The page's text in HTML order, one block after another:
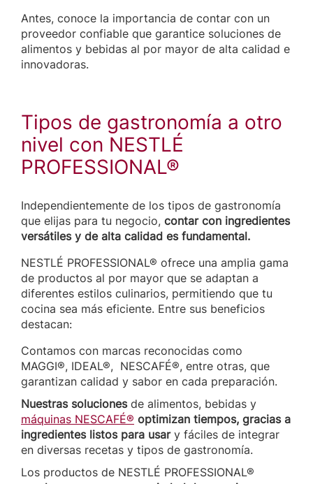
Antes, conoce la importancia de contar con un
proveedor confiable que garantice soluciones de
alimentos y bebidas al por mayor de alta calidad e
innovadoras.
Tipos de gastronomía a otro
nivel con NESTLÉ
PROFESSIONAL®
Independientemente de los tipos de gastronomía
que elijas para tu negocio, contar con ingredientes
versátiles y de alta calidad es fundamental.
NESTLÉ PROFESSIONAL® ofrece una amplia gama
de productos al por mayor que se adaptan a
diferentes estilos culinarios, permitiendo que tu
cocina sea más eficiente. Entre sus beneficios
destacan:
Contamos con marcas reconocidas como
MAGGI®, IDEAL®, NESCAFÉ®, entre otras, que
garantizan calidad y sabor en cada preparación.
Nuestras solucionesde alimentos, bebidas y
máquinas NESCAFÉ® optimizan tiempos, gracias a
ingredientes listos para usary fáciles de integrar
en diversas recetas y tipos de gastronomía.
Los productos de NESTLÉ PROFESSIONAL®